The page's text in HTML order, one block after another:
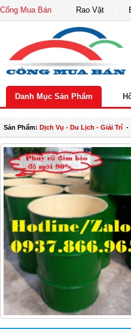
Cổng Mua Bán Rao Vặt
Danh Mục Sản Phẩm
Sản Phẩm:Dịch Vụ - Du Lịch - Giải Trí